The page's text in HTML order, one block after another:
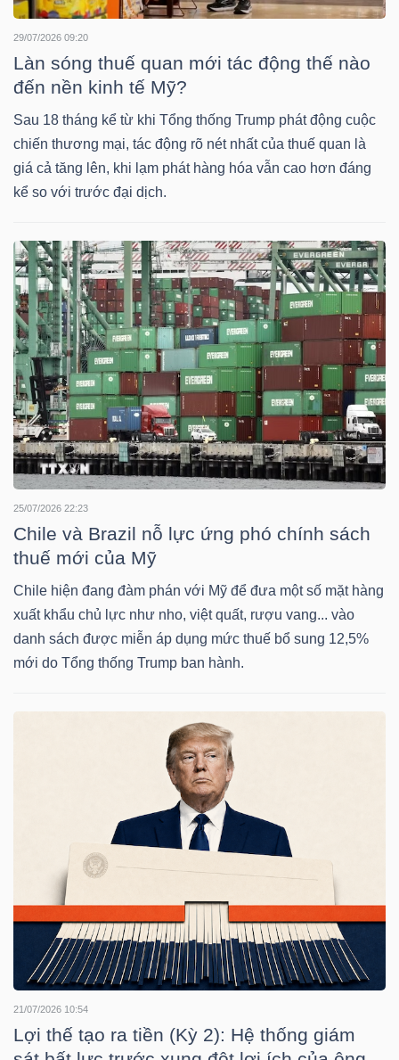
29/07/2026 09:20
Làn sóng thuế quan mới tác động thế nào
đến nền kinh tế Mỹ?
Sau 18 tháng kể từ khi Tổng thống Trump phát động cuộc
chiến thương mại, tác động rõ nét nhất của thuế quan là
giá cả tăng lên, khi lạm phát hàng hóa vẫn cao hơn đáng
kể so với trước đại dịch.
25/07/2026 22:23
Chile và Brazil nỗ lực ứng phó chính sách
thuế mới của Mỹ
Chile hiện đang đàm phán với Mỹ để đưa một số mặt hàng
xuất khẩu chủ lực như nho, việt quất, rượu vang... vào
danh sách được miễn áp dụng mức thuế bổ sung 12,5%
mới do Tổng thống Trump ban hành.
21/07/2026 10:54
Lợi thế tạo ra tiền (Kỳ 2): Hệ thống giám
NGÀNH
DOANH
NGHIỆP
CỔ
PHÁI
SINH
TRÁI
PHIẾU
CỤ
TƯ
SECTOR